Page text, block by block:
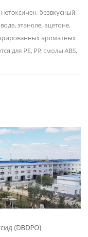
безвкусный,
этаноле, ацетоне,
ароматных
для PE, PP, смолы ABS,
(DBDPO)